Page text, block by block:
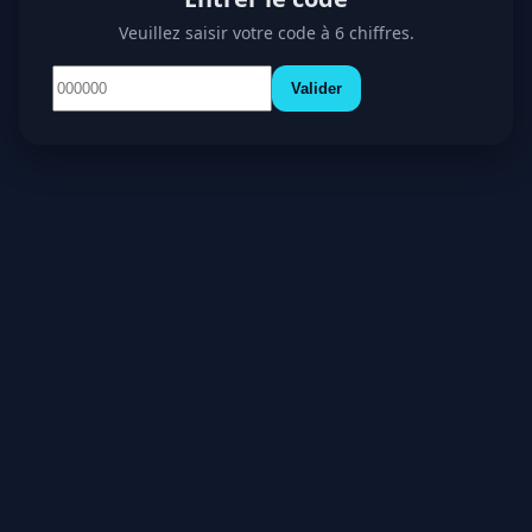
Veuillez saisir votre code à 6 chiffres.
Valider